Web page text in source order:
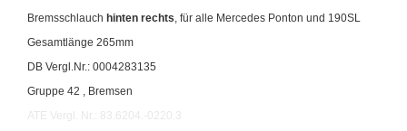
Bremsschlauch hinten rechts, für alle Mercedes Ponton und 190SL
Gesamtlänge 265mm
DB Vergl.Nr.: 0004283135
Gruppe 42 , Bremsen
ATE Vergl. Nr.: 83.6204.-0220.3